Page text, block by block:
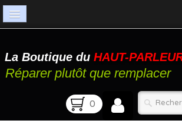
Catalogue
Atelier
La Boutique du HAUT-
Réparer plutôt que remplacer
0